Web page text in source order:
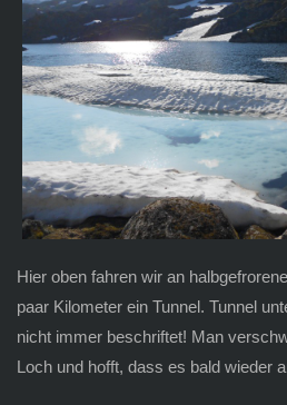
Hier oben fahren wir an
paar Kilometer ein Tunnel. Tunnel
nicht immer beschriftet! Man
Loch und hofft, dass es bald wieder